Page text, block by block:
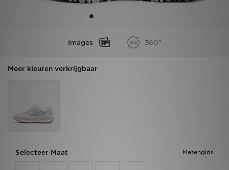
Images 360°
Meer kleuren verkrijgbaar
Matengids
Selecteer Maat
Download de app
Wie wij zijn